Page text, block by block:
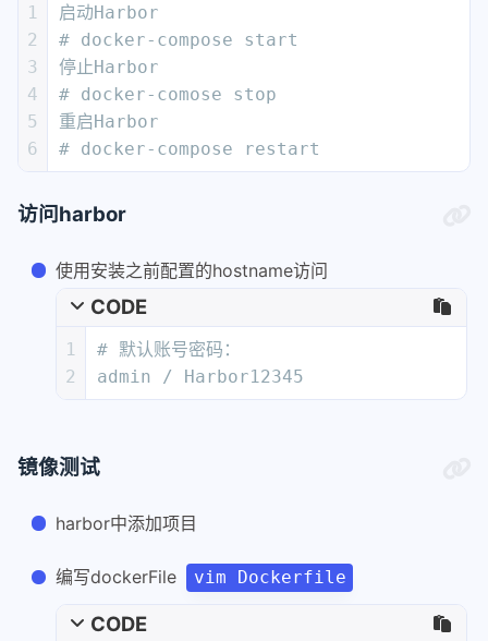
1
2
3
4
5
6
启动Harbor
# docker-compose start
停止Harbor
# docker-comose stop
重启Harbor
# docker-compose restart
访问harbor
使用安装之前配置的hostname访问
CODE
1
2
# 默认账号密码：
admin / Harbor12345
镜像测试
harbor中添加项目
编写dockerFile vim Dockerfile
CODE